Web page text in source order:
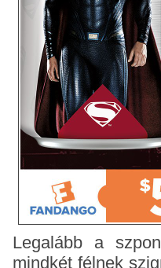
Legalább a
mindkét félnek